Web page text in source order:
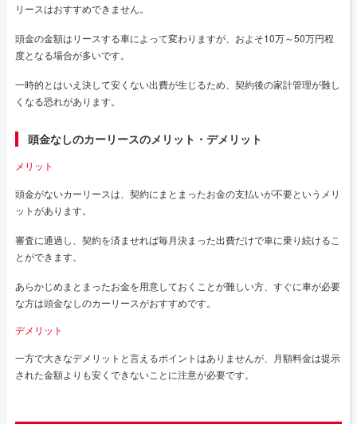
リースはおすすめできません。
頭金の金額はリースする車によって変わりますが、およそ10万～50万円程
度となる場合が多いです。
一時的とはいえ決して安くない出費が生じるため、契約後の家計管理が難し
くなる恐れがあります。
頭金なしのカーリースのメリット・デメリット
メリット
頭金がないカーリースは、契約にまとまったお金の支払いが不要というメリ
ットがあります。
審査に通過し、契約を済ませれば毎月決まった出費だけで車に乗り続けるこ
とができます。
あらかじめまとまったお金を用意しておくことが難しい方、すぐに車が必要
な方は頭金なしのカーリースがおすすめです。
デメリット
一方で大きなデメリットと言えるポイントはありませんが、月額料金は提示
された金額よりも安くできないことに注意が必要です。